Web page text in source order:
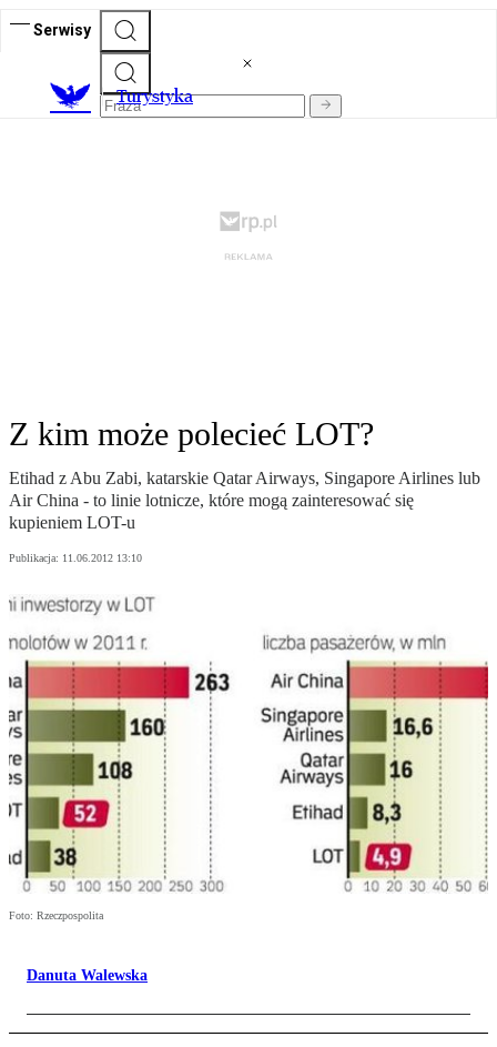
Serwisy
Turystyka
Z kim może polecieć LOT?
Etihad z Abu Zabi, katarskie Qatar Airways, Singapore Airlines lub
Air China - to linie lotnicze, które mogą zainteresować się
kupieniem LOT-u
Publikacja: 11.06.2012 13:10
Foto: Rzeczpospolita
Danuta Walewska